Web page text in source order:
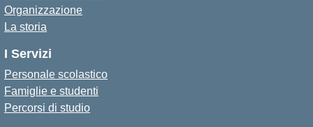
Organizzazione
La storia
I Servizi
Personale scolastico
Famiglie e studenti
Percorsi di studio